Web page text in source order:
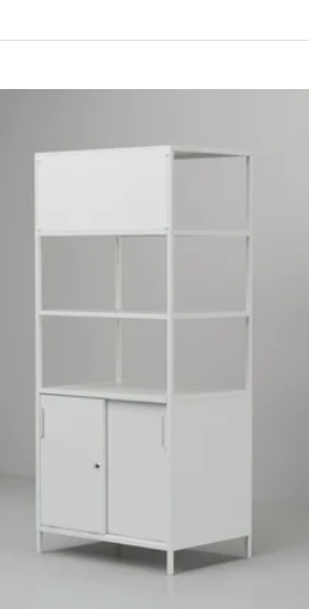
z eleganckimi drzwiami
z drzwiami przesuwnymi, biały,